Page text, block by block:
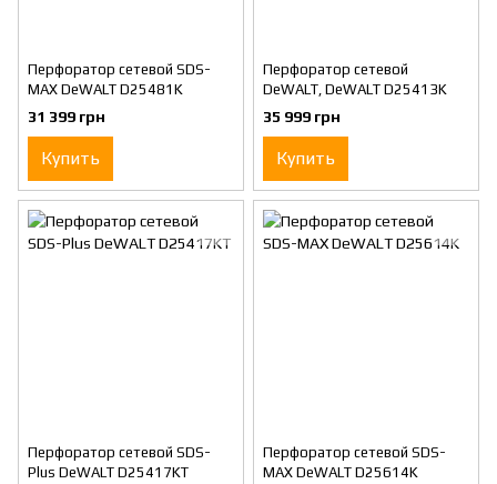
Перфоратор сетевой SDS-
MAX DeWALT D25481K
31 399 грн
Купить
Перфоратор сетевой
DeWALT, DeWALT D25413K
35 999 грн
Купить
Перфоратор сетевой SDS-
Plus DeWALT D25417KT
Перфоратор сетевой SDS-
MAX DeWALT D25614K